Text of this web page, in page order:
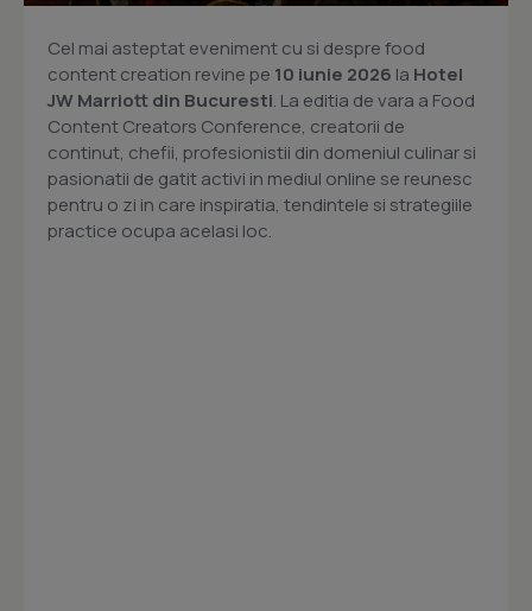
Cel mai asteptat eveniment cu si despre food
content creation revine pe 10 iunie 2026 la Hotel
JW Marriott din Bucuresti. La editia de vara a Food
Content Creators Conference, creatorii de
continut, chefii, profesionistii din domeniul culinar si
pasionatii de gatit activi in mediul online se reunesc
pentru o zi in care inspiratia, tendintele si strategiile
practice ocupa acelasi loc.